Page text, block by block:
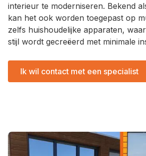
interieur te moderniseren. Bekend
kan het ook worden toegepast op
zelfs huishoudelijke apparaten,
stijl wordt gecreëerd met minimale
Ik wil contact met een specialist